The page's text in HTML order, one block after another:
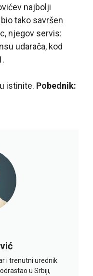
najbolji
tako savršen
njegov servis:
udarača, kod
istinite. Pobednik:
i trenutni urednik
u Srbiji,